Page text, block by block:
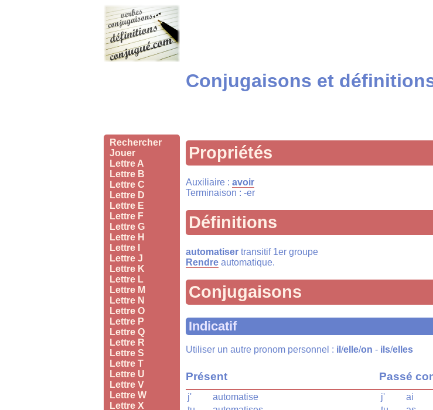
Rechercher
Jouer
Lettre A
Lettre B
Lettre C
Lettre D
Lettre E
Lettre F
Lettre G
Lettre H
Lettre I
Lettre J
Lettre K
Lettre L
Lettre M
Lettre N
Lettre O
Lettre P
Lettre Q
Lettre R
Lettre S
Lettre T
Lettre U
Lettre V
Lettre W
Lettre X
Conjugaisons et
Propriétés
Auxiliaire : avoir
Terminaison : -er
Définitions
automatiser transitif 1er groupe
Rendre automatique.
Conjugaisons
Indicatif
Utiliser un autre pronom personnel : il /elle/on - ils/elles
Présent
j'
automatise
Passé
j' ai